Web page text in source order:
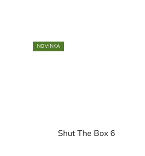
NOVINKA
Shut The Box 6